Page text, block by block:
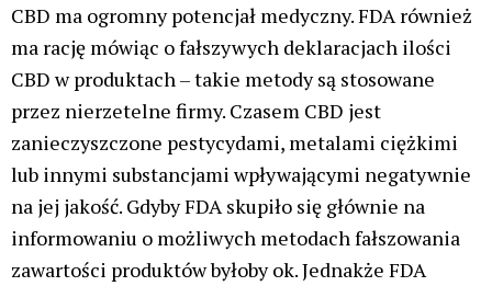
CBD ma ogromny potencjał medyczny. FDA również
ma rację mówiąc o fałszywych deklaracjach ilości
CBD w produktach – takie metody są stosowane
przez nierzetelne firmy. Czasem CBD jest
zanieczyszczone pestycydami, metalami ciężkimi
lub innymi substancjami wpływającymi negatywnie
na jej jakość. Gdyby FDA skupiło się głównie na
informowaniu o możliwych metodach fałszowania
zawartości produktów byłoby ok. Jednakże FDA